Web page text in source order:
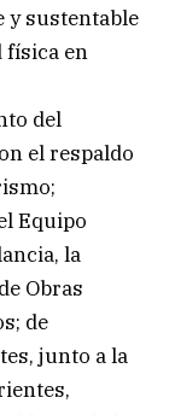
y sustentable
física en
del
el respaldo
Equipo
la
Obras
de
junto a la